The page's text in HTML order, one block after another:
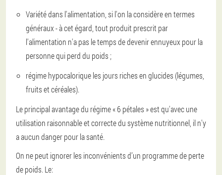
Variété dans l'alimentation, si l'on la considère en termes
généraux - à cet égard, tout produit prescrit par
l'alimentation n'a pas le temps de devenir ennuyeux pour la
personne qui perd du poids ;
régime hypocalorique les jours riches en glucides (légumes,
fruits et céréales).
Le principal avantage du régime « 6 pétales » est qu'avec une
utilisation raisonnable et correcte du système nutritionnel, il n'y
a aucun danger pour la santé.
On ne peut ignorer les inconvénients d’un programme de perte
de poids. Le: